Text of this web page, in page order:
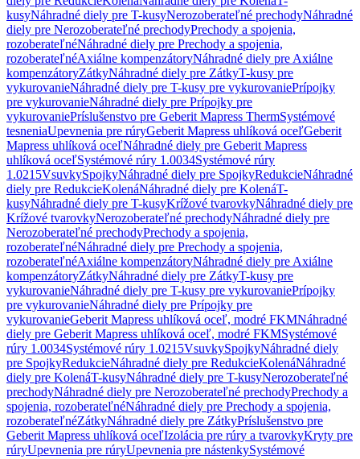
kusyNáhradné diely pre T-kusyNerozoberateľné prechodyNáhradné
diely pre Nerozoberateľné prechodyPrechody a spojenia,
rozoberateľnéNáhradné diely pre Prechody a spojenia,
rozoberateľnéAxiálne kompenzátoryNáhradné diely pre Axiálne
kompenzátoryZátkyNáhradné diely pre ZátkyT-kusy pre
vykurovanieNáhradné diely pre T-kusy pre vykurovaniePrípojky
pre vykurovanieNáhradné diely pre Prípojky pre
vykurovaniePríslušenstvo pre Geberit Mapress ThermSystémové
tesneniaUpevnenia pre rúryGeberit Mapress uhlíková oceľGeberit
Mapress uhlíková oceľNáhradné diely pre Geberit Mapress
uhlíková oceľSystémové rúry 1.0034Systémové rúry
1.0215VsuvkySpojkyNáhradné diely pre SpojkyRedukcieNáhradné
diely pre RedukcieKolenáNáhradné diely pre KolenáT-
kusyNáhradné diely pre T-kusyKrížové tvarovkyNáhradné diely pre
Krížové tvarovkyNerozoberateľné prechodyNáhradné diely pre
Nerozoberateľné prechodyPrechody a spojenia,
rozoberateľnéNáhradné diely pre Prechody a spojenia,
rozoberateľnéAxiálne kompenzátoryNáhradné diely pre Axiálne
kompenzátoryZátkyNáhradné diely pre ZátkyT-kusy pre
vykurovanieNáhradné diely pre T-kusy pre vykurovaniePrípojky
pre vykurovanieNáhradné diely pre Prípojky pre
vykurovanieGeberit Mapress uhlíková oceľ, modré FKMNáhradné
diely pre Geberit Mapress uhlíková oceľ, modré FKMSystémové
rúry 1.0034Systémové rúry 1.0215VsuvkySpojkyNáhradné diely
pre SpojkyRedukcieNáhradné diely pre RedukcieKolenáNáhradné
diely pre KolenáT-kusyNáhradné diely pre T-kusyNerozoberateľné
prechodyNáhradné diely pre Nerozoberateľné prechodyPrechody a
spojenia, rozoberateľnéNáhradné diely pre Prechody a spojenia,
rozoberateľnéZátkyNáhradné diely pre ZátkyPríslušenstvo pre
Geberit Mapress uhlíková oceľIzolácia pre rúry a tvarovkyKryty pre
rúryUpevnenia pre rúryUpevnenia pre nástenkySystémové